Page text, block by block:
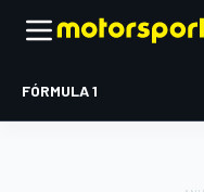
FÓRMULA 1